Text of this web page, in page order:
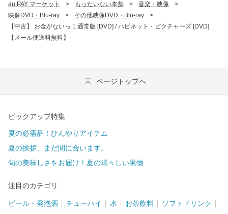
au PAY マーケット > もったいない本舗 > 音楽・映像
>
映像DVD・Blu-ray
> その他映像DVD・Blu-ray
>
【中古】 お金がないっ 1 通常版 [DVD] / ハピネット・ピクチャーズ [DVD]
【メール便送料無料】
ページトップへ
ピックアップ特集
夏の必需品！ひんやりアイテム
夏の挨拶、まだ間に合います。
旬の美味しさをお届け！夏の瑞々しい果物
注目のカテゴリ
ビール・発泡酒 チューハイ 水 お茶飲料 ソフトドリンク